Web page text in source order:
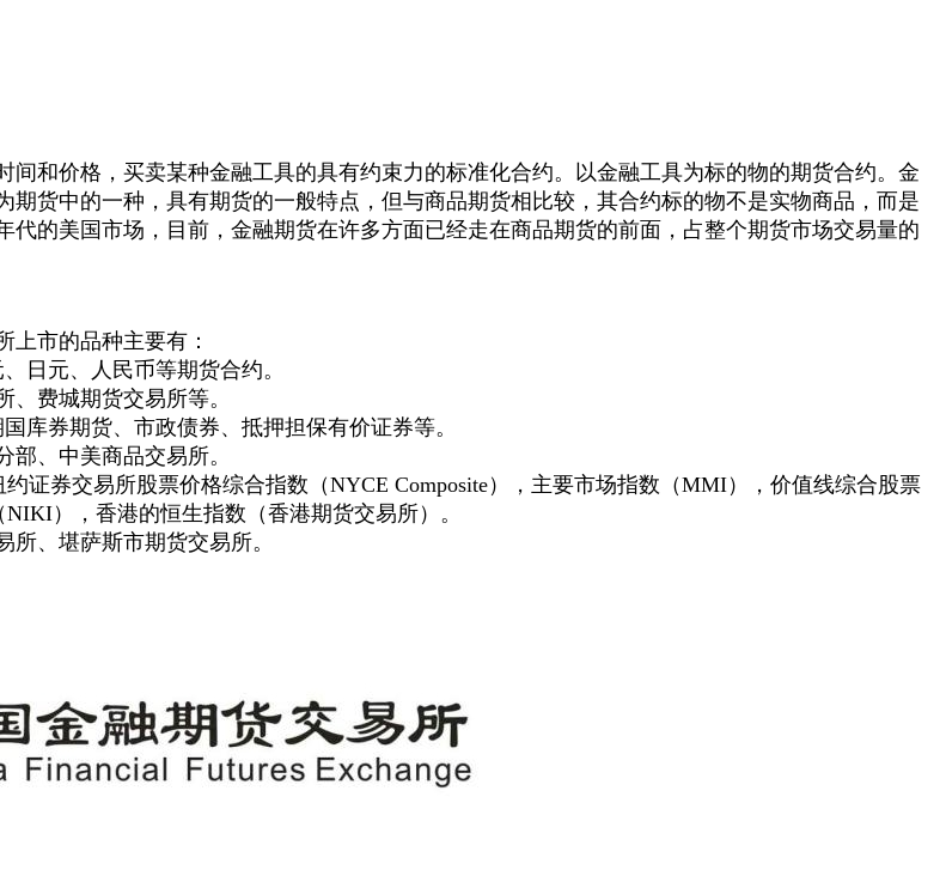
间和价格，买卖某种金融工具的具有约束力的标准化合约。以金融工具为标的物的期货合约。金
货中的一种，具有期货的一般特点，但与商品期货相比较，其合约标的物不是实物商品，而是
的美国市场，目前，金融期货在许多方面已经走在商品期货的前面，占整个期货市场交易量的
市的品种主要有：
日元、人民币等期货合约。
费城期货交易所等。
库券期货、市政债券、抵押担保有价证券等。
、中美商品交易所。
证券交易所股票价格综合指数（NYCE Composite），主要市场指数（MMI），价值线综合股票
），香港的恒生指数（香港期货交易所）。
、堪萨斯市期货交易所。